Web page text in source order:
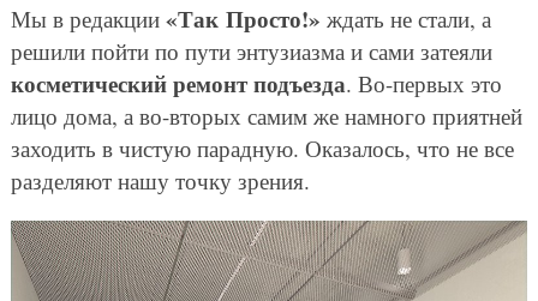
Мы в редакции «Так Просто!» ждать не стали, а
решили пойти по пути энтузиазма и сами затеяли
косметический ремонт подъезда. Во-первых это
лицо дома, а во-вторых самим же намного приятней
заходить в чистую парадную. Оказалось, что не все
разделяют нашу точку зрения.